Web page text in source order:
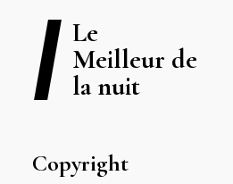
Le
Meilleur de
la nuit
Copyright